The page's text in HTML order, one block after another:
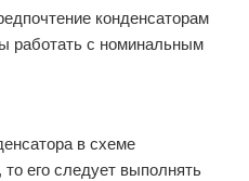
конденсаторам
работать с номинальным
в схеме
его следует выполнять